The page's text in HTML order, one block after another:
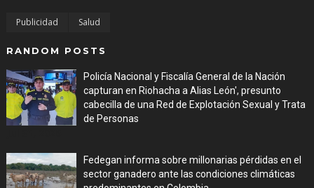
Publicidad Salud
RANDOM POSTS
Policía Nacional y Fiscalía General de la Nación
capturan en Riohacha a Alias León', presunto
cabecilla de una Red de Explotación Sexual y Trata
de Personas
Fedegan informa sobre millonarias pérdidas en el
sector ganadero ante las condiciones climáticas